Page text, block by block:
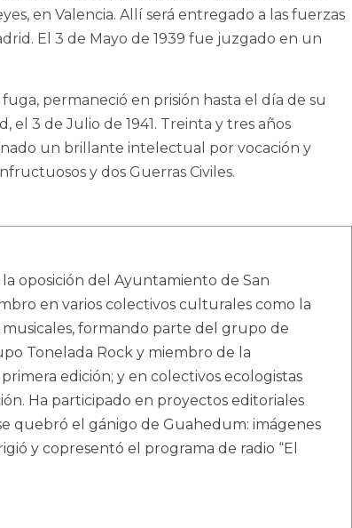
en Valencia. Allí será entregado a las fuerzas
El 3 de Mayo de 1939 fue juzgado en un
permaneció en prisión hasta el día de su
el 3 de Julio de 1941. Treinta y tres años
un brillante intelectual por vocación y
y dos Guerras Civiles.
oposición del Ayuntamiento de San
en varios colectivos culturales como la
formando parte del grupo de
Tonelada Rock y miembro de la
edición; y en colectivos ecologistas
Ha participado en proyectos editoriales
quebró el gánigo de Guahedum: imágenes
y copresentó el programa de radio “El